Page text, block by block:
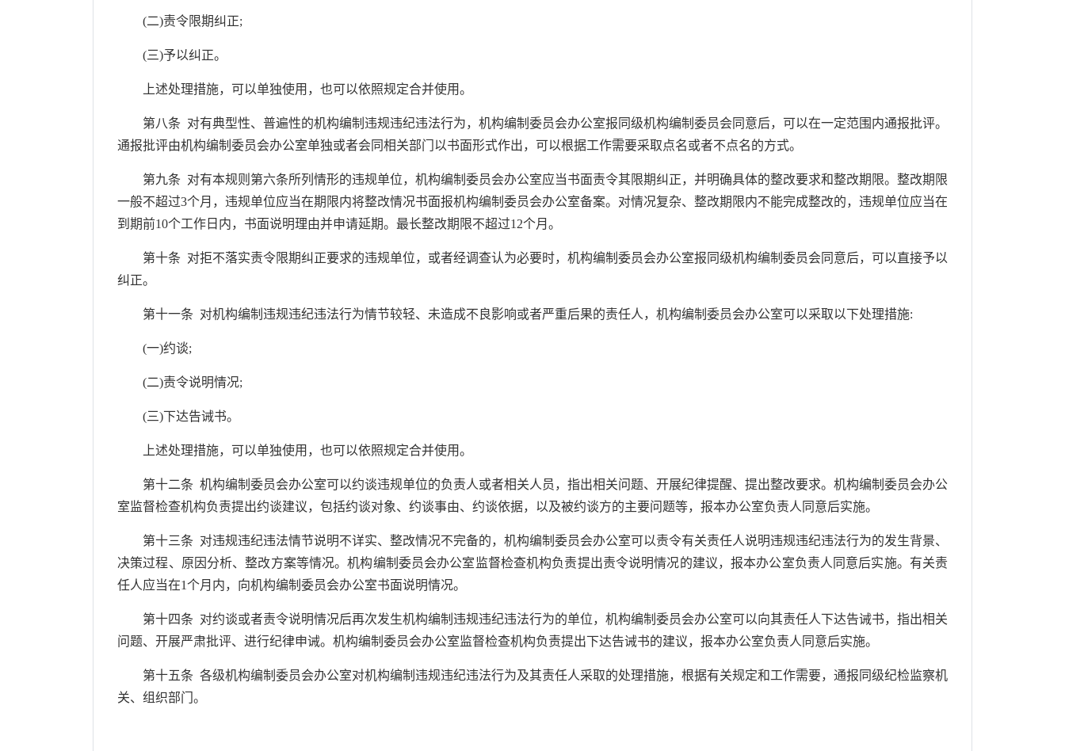
(二)责令限期纠正;
(三)予以纠正。
上述处理措施，可以单独使用，也可以依照规定合并使用。
第八条 对有典型性、普遍性的机构编制违规违纪违法行为，机构编制委员会办公室报同级机构编制委员会同意后，可以在一定范围内通报批评。
通报批评由机构编制委员会办公室单独或者会同相关部门以书面形式作出，可以根据工作需要采取点名或者不点名的方式。
第九条 对有本规则第六条所列情形的违规单位，机构编制委员会办公室应当书面责令其限期纠正，并明确具体的整改要求和整改期限。整改期限
一般不超过3个月，违规单位应当在期限内将整改情况书面报机构编制委员会办公室备案。对情况复杂、整改期限内不能完成整改的，违规单位应当在
到期前10个工作日内，书面说明理由并申请延期。最长整改期限不超过12个月。
第十条 对拒不落实责令限期纠正要求的违规单位，或者经调查认为必要时，机构编制委员会办公室报同级机构编制委员会同意后，可以直接予以
纠正。
第十一条 对机构编制违规违纪违法行为情节较轻、未造成不良影响或者严重后果的责任人，机构编制委员会办公室可以采取以下处理措施:
(一)约谈;
(二)责令说明情况;
(三)下达告诫书。
上述处理措施，可以单独使用，也可以依照规定合并使用。
第十二条 机构编制委员会办公室可以约谈违规单位的负责人或者相关人员，指出相关问题、开展纪律提醒、提出整改要求。机构编制委员会办公
室监督检查机构负责提出约谈建议，包括约谈对象、约谈事由、约谈依据，以及被约谈方的主要问题等，报本办公室负责人同意后实施。
第十三条 对违规违纪违法情节说明不详实、整改情况不完备的，机构编制委员会办公室可以责令有关责任人说明违规违纪违法行为的发生背景、
决策过程、原因分析、整改方案等情况。机构编制委员会办公室监督检查机构负责提出责令说明情况的建议，报本办公室负责人同意后实施。有关责
任人应当在1个月内，向机构编制委员会办公室书面说明情况。
第十四条 对约谈或者责令说明情况后再次发生机构编制违规违纪违法行为的单位，机构编制委员会办公室可以向其责任人下达告诫书，指出相关
问题、开展严肃批评、进行纪律申诫。机构编制委员会办公室监督检查机构负责提出下达告诫书的建议，报本办公室负责人同意后实施。
第十五条 各级机构编制委员会办公室对机构编制违规违纪违法行为及其责任人采取的处理措施，根据有关规定和工作需要，通报同级纪检监察机
关、组织部门。